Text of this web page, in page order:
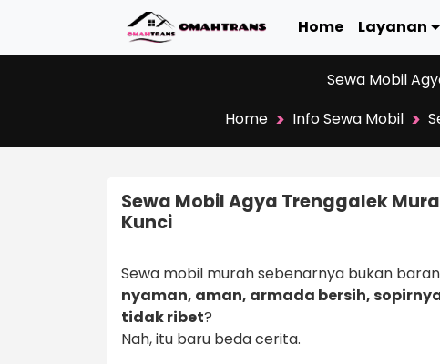
Home Layanan
Sewa Mobil
Home > Info Sewa Mobil >
Sewa Mobil Agya Trenggalek
Kunci
Sewa mobil murah sebenarnya bukan
nyaman, aman, armada bersih,
tidak ribet?
Nah, itu baru beda cerita.